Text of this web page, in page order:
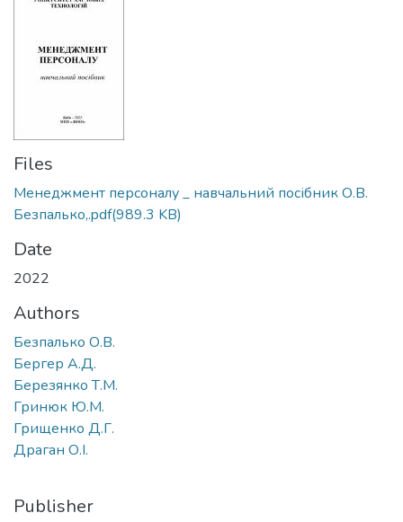
Files
Менеджмент персоналу _ навчальний посібник О.В.
Безпалько,.pdf(989.3 KB)
Date
2022
Authors
Безпалько О.В.
Бергер А.Д.
Березянко Т.М.
Гринюк Ю.М.
Грищенко Д.Г.
Драган О.І.
Publisher